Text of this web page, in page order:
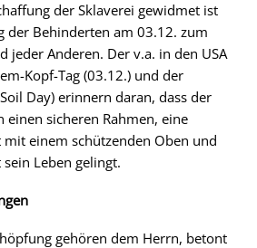
der Sklaverei gewidmet ist
der Behinderten am 03.12. zum
jeder Anderen. Der v.a. in den USA
Kopf-Tag (03.12.) und der
Day) erinnern daran, dass der
einen sicheren Rahmen, eine
einem schützenden Oben und
Leben gelingt.
gehören dem Herrn, betont